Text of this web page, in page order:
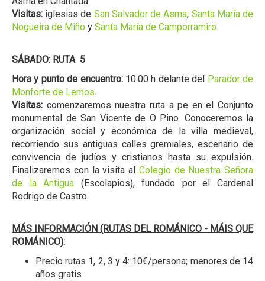
Visitas: iglesias de San Salvador de Asma, Santa María de
Nogueira de Miño y Santa María de Camporramiro.
SÁBADO: RUTA 5
Hora y punto de encuentro:10:00 h delante del
Parador de
Monforte de Lemos.
Visitas: comenzaremos nuestra ruta a pe en el Conjunto
monumental de San Vicente de O Pino. Conoceremos la
organización social y económica de la villa medieval,
recorriendo sus antiguas calles gremiales, escenario de
convivencia de judíos y cristianos hasta su expulsión.
Finalizaremos con la visita al Colegio de Nuestra Señora
de la Antigua (Escolapios), fundado por el Cardenal
Rodrigo de Castro.
MÁS INFORMACIÓN (RUTAS DEL ROMÁNICO - MÁIS QUE
ROMÁNICO):
Precio rutas 1, 2, 3 y 4: 10€/persona; menores de 14
años gratis